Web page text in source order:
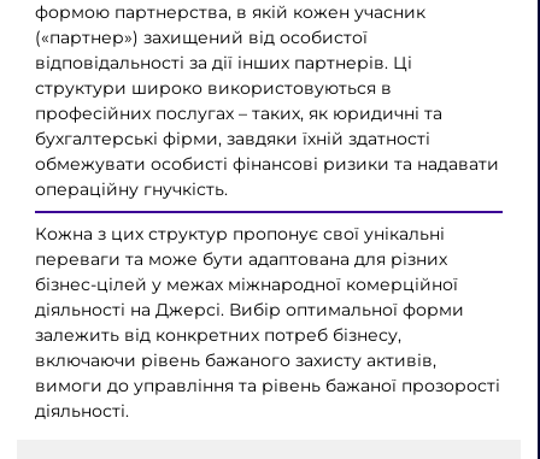
формою партнерства, в якій кожен учасник
(«партнер») захищений від особистої
відповідальності за дії інших партнерів. Ці
структури широко використовуються в
професійних послугах – таких, як юридичні та
бухгалтерські фірми, завдяки їхній здатності
обмежувати особисті фінансові ризики та надавати
операційну гнучкість.
Кожна з цих структур пропонує свої унікальні
переваги та може бути адаптована для різних
бізнес-цілей у межах міжнародної комерційної
діяльності на Джерсі. Вибір оптимальної форми
залежить від конкретних потреб бізнесу,
включаючи рівень бажаного захисту активів,
вимоги до управління та рівень бажаної прозорості
діяльності.